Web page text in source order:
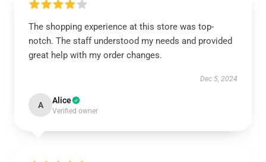
The shopping experience at this store was top-
notch. The staff understood my needs and provided
great help with my order changes.
Dec 5, 2024
A Alice
Verified owner